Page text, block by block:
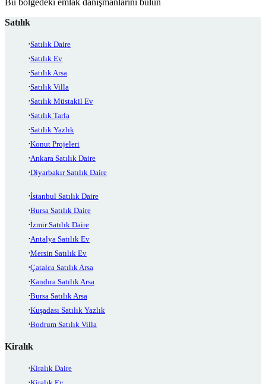
Satılık
Satılık Daire
Satılık Ev
Satılık Arsa
Satılık Villa
Satılık Müstakil Ev
Satılık Tarla
Satılık Yazlık
Konut Projeleri
Ankara Satılık Daire
Diyarbakır Satılık Daire
İstanbul Satılık Daire
Bursa Satılık Daire
İzmir Satılık Daire
Antalya Satılık Ev
Mersin Satılık Ev
Çatalca Satılık Arsa
Kandıra Satılık Arsa
Bursa Satılık Arsa
Kuşadası Satılık Yazlık
Bodrum Satılık Villa
Kiralık
Kiralık Daire